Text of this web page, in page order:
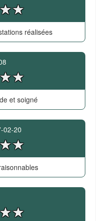
réalisées
et soigné
02-20